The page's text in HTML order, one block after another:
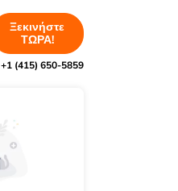
Ξεκινήστε
ΤΩΡΑ!
+1 (415) 650-5859